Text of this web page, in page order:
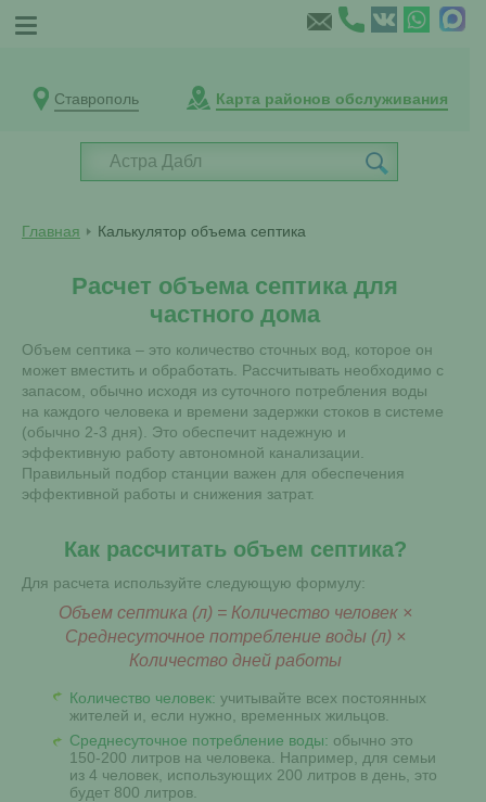
Ставрополь Карта районов обслуживания
Главная Калькулятор объема септика
Расчет объема септика для
частного дома
Объем септика – это количество сточных вод, которое он
может вместить и обработать. Рассчитывать необходимо с
запасом, обычно исходя из суточного потребления воды
на каждого человека и времени задержки стоков в системе
(обычно 2-3 дня). Это обеспечит надежную и
эффективную работу автономной канализации.
Правильный подбор станции важен для обеспечения
эффективной работы и снижения затрат.
Как рассчитать объем септика?
Для расчета используйте следующую формулу:
Объем септика (л) = Количество человек ×
Среднесуточное потребление воды (л) ×
Количество дней работы
Количество человек: учитывайте всех постоянных
жителей и, если нужно, временных жильцов.
Среднесуточное потребление воды: обычно это
150-200 литров на человека. Например, для семьи
из 4 человек, использующих 200 литров в день, это
будет 800 литров.